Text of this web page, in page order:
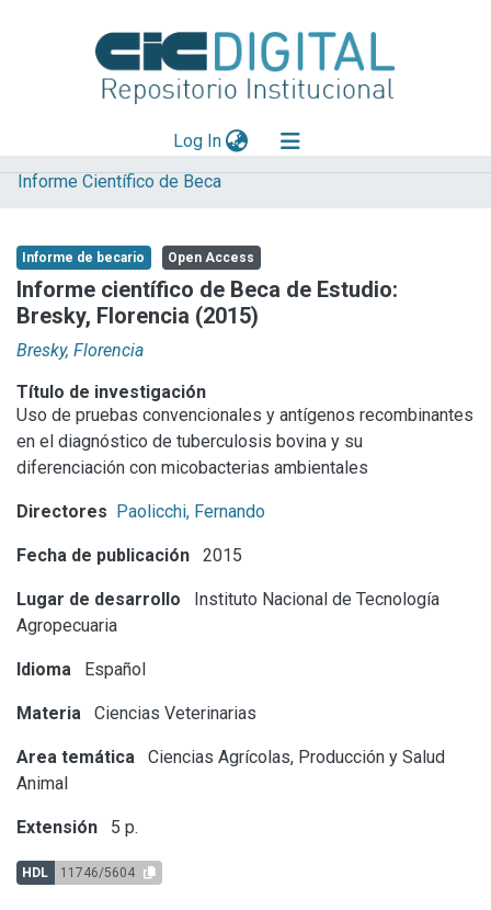
Log In(current)
Explorar
Aportar material
Statistics
Informe Científico de Beca
Informe de becario Open Access
Informe científico de Beca de Estudio:
Bresky, Florencia (2015)
Bresky, Florencia
Título de investigación
Uso de pruebas convencionales y antígenos recombinantes
en el diagnóstico de tuberculosis bovina y su
diferenciación con micobacterias ambientales
Directores Paolicchi, Fernando
Fecha de publicación 2015
Lugar de desarrollo
Instituto Nacional de Tecnología
Agropecuaria
Idioma Español
Materia Ciencias Veterinarias
Area temática
Ciencias Agrícolas, Producción y Salud
Animal
Extensión 5 p.
HDL 11746/5604